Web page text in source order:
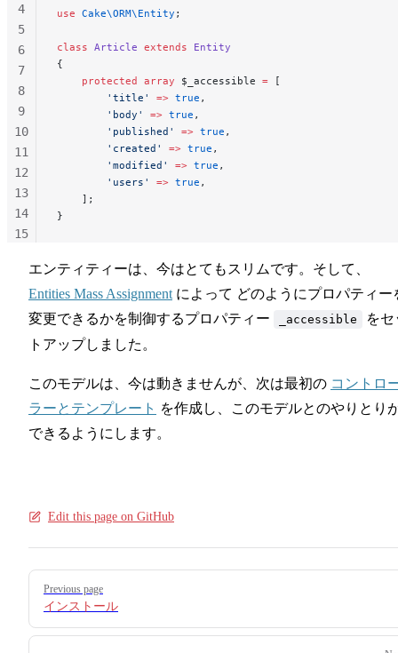
use Cake\ORM\Entity ;
class Article extends Entity
{
    protected
array $_accessible = [
        'title'
=> true ,
        'body'
=> true ,
        'published'
=> true ,
        'created'
=> true ,
        'modified'
=> true ,
        'users'
=> true ,
    ];
}
4
5
6
7
8
9
10
11
12
13
14
15
エンティティーは、今はとてもスリムです。そして、
Entities Mass Assignment によって どのようにプロパティー
変更できるかを制御するプロパティー
_accessible
をセ
トアップしました。
このモデルは、今は動きませんが、次は最初の コントロ
ラーとテンプレート を作成し、このモデルとのやりとり
できるようにします。
Edit this page on GitHub
Pager
Previous page
インストール